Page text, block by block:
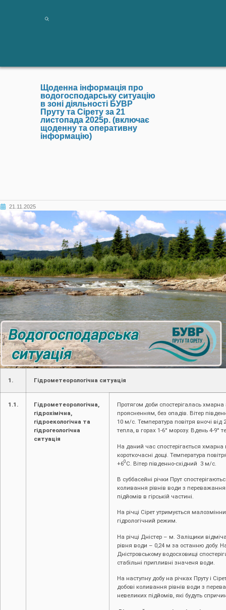
Щоденна інформація про
водогосподарську ситуацію
в зоні діяльності БУВР
Пруту та Сірету за 21
листопада 2025р. (включає
щоденну та оперативну
інформацію)
21.11.2025
1. Гідрометеорологічна ситуація
1.1.
Гідрометеорологічна,
гідрохімічна,
гідроекологічна та
гідрогеологічна
ситуація
Протягом доби спостерігалась хмарна
проясненням, без опадів. Вітер
10 м/с. Температура повітря вночі від
тепла, в горах 1-6° морозу. Вдень 4-9°
На даний час спостерігається хмарна
короткочасні дощі. Температура
+60 С. Вітер південно-східний 3 м/с.
В суббасейні річки Прут
коливання рівнів води з
підйомів в гірській частині.
На річці Сірет утримується
гідрологічний режим.
На річці Дністер – м. Заліщики
рівня води – 0,24 м за останню добу.
Дністровському водосховищі
стабільні припливні значеня води.
На наступну добу на річках Пруту і
добові коливання рівнів води з
невеликих підйомів, які будуть